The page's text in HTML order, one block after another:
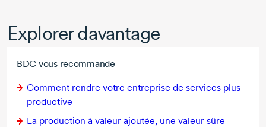
Explorer davantage
BDC vous recommande
Comment rendre votre entreprise de services plus
productive
La production à valeur ajoutée, une valeur sûre